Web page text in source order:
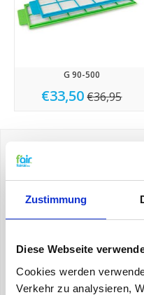
Zustimmung
Diese Webseite
Cookies werden
Verkehr zu analysieren,
G 90-500
€33,50 €36,95
Alle
ANLAGE
Hier finden Sie
Anlage. Die KWL Filter
hochwertige Filter zu
bestellen, Ihre
werden mit f'air
Das ist gut für Ihr